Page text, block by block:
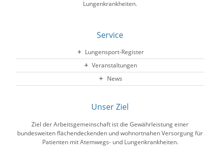
Lungenkrankheiten.
Service
Lungensport-Register
Veranstaltungen
News
Unser Ziel
Ziel der Arbeitsgemeinschaft ist die Gewährleistung einer
bundesweiten flächendeckenden und wohnortnahen Versorgung für
Patienten mit Atemwegs- und Lungenkrankheiten.